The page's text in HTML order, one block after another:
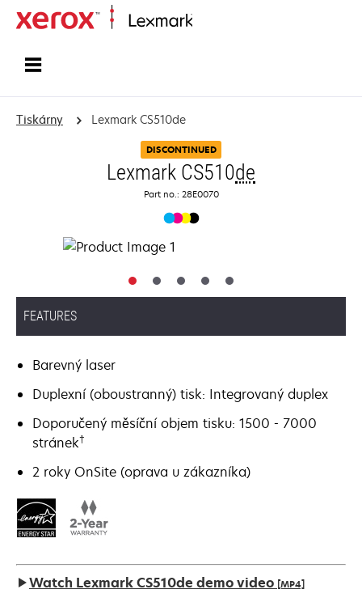
Tiskárny Lexmark CS510de
DISCONTINUED
Lexmark CS510de
Part no.: 28E0070
FEATURES
Barevný laser
Duplexní (oboustranný) tisk: Integrovaný duplex
Doporučený měsíční objem tisku: 1500 - 7000
stránek†
2 roky OnSite (oprava u zákazníka)
Watch Lexmark CS510de demo video [MP4]